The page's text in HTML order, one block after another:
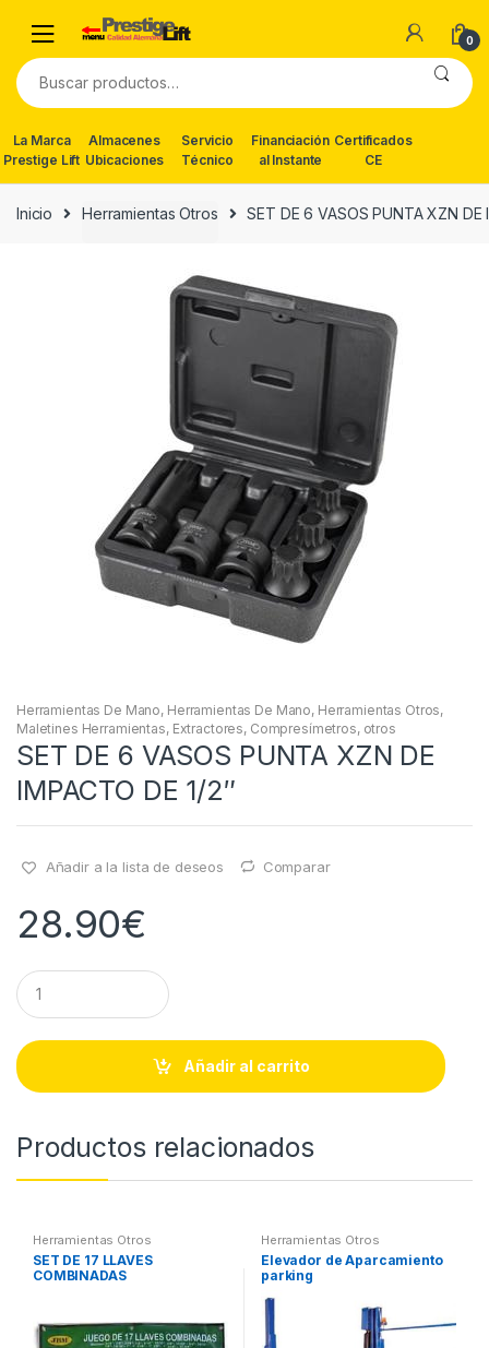
navigation
content
0
Buscar
por:
La Marca
Prestige Lift
Almacenes
Ubicaciones
Servicio
Técnico
Financiación
al Instante
Certificados
CE
Inicio Herramientas Otros SET DE 6 VASOS PUNTA XZN DE
Herramientas De Mano, Herramientas De Mano, Herramientas Otros,
Maletines Herramientas, Extractores, Compresímetros, otros
SET DE 6 VASOS PUNTA XZN DE
IMPACTO DE 1/2″
Añadir a la lista de deseos Comparar
28.90€
Q
u
a
t
i
Añadir al carrito
Productos relacionados
Herramientas Otros
SET DE 17 LLAVES
COMBINADAS
Herramientas Otros
Elevador de Aparcamiento
parking